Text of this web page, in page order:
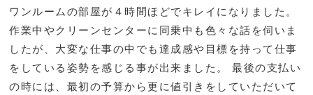
ワンルームの部屋が４時間ほどでキレイになりました。
作業中やクリーンセンターに同乗中も色々な話を伺いま
したが、大変な仕事の中でも達成感や目標を持って仕事
をしている姿勢を感じる事が出来ました。 最後の支払い
の時には、最初の予算から更に値引きをしていただいて